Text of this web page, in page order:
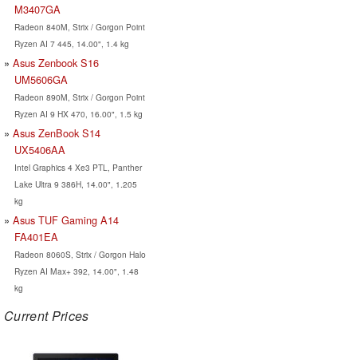
M3407GA
Radeon 840M, Strix / Gorgon Point
Ryzen AI 7 445, 14.00", 1.4 kg
Asus Zenbook S16
UM5606GA
Radeon 890M, Strix / Gorgon Point
Ryzen AI 9 HX 470, 16.00", 1.5 kg
Asus ZenBook S14
UX5406AA
Intel Graphics 4 Xe3 PTL, Panther
Lake Ultra 9 386H, 14.00", 1.205
kg
Asus TUF Gaming A14
FA401EA
Radeon 8060S, Strix / Gorgon Halo
Ryzen AI Max+ 392, 14.00", 1.48
kg
Current Prices